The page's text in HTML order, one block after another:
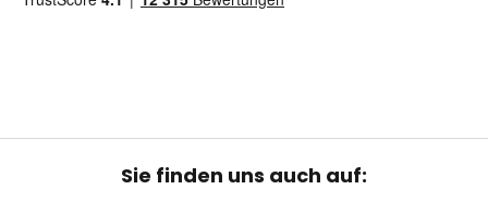
Sie finden uns auch auf: